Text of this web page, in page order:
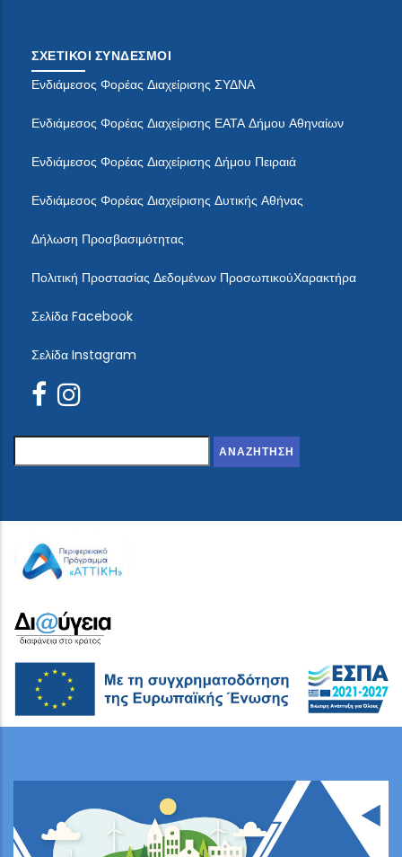
ΣΧΕΤΙΚΟΙ ΣΥΝΔΕΣΜΟΙ
Ενδιάμεσος Φορέας Διαχείρισης ΣΥΔΝΑ
Ενδιάμεσος Φορέας Διαχείρισης ΕΑΤΑ Δήμου Αθηναίων
Ενδιάμεσος Φορέας Διαχείρισης Δήμου Πειραιά
Ενδιάμεσος Φορέας Διαχείρισης Δυτικής Αθήνας
Δήλωση Προσβασιμότητας
Πολιτική Προστασίας Δεδομένων ΠροσωπικούΧαρακτήρα
Σελίδα Facebook
Σελίδα Instagram